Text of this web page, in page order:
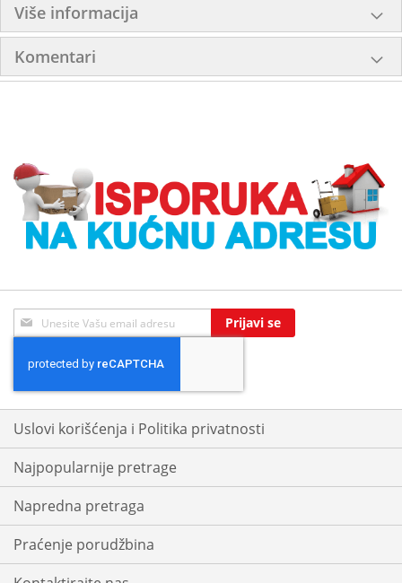
Više informacija
Komentari
Sign
Up
Our
Newsletter:
Prijavi se
Uslovi korišćenja i Politika privatnosti
Najpopularnije pretrage
Napredna pretraga
Praćenje porudžbina